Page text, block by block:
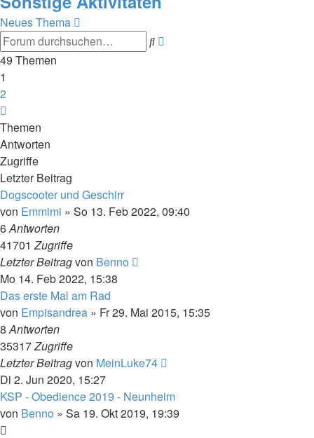
Neues Thema
Suche
49 Themen
1
2
Themen
Antworten
Zugriffe
Letzter Beitrag
Dogscooter und Geschirr
von Emmimi » So 13. Feb 2022, 09:40
6Antworten
41701Zugriffe
Letzter Beitragvon Benno
Mo 14. Feb 2022, 15:38
Das erste Mal am Rad
von Empisandrea » Fr 29. Mai 2015, 15:35
8Antworten
35317Zugriffe
Letzter Beitragvon MeinLuke74
Di 2. Jun 2020, 15:27
KSP - Obedience 2019 - Neunheim
von Benno » Sa 19. Okt 2019, 19:39